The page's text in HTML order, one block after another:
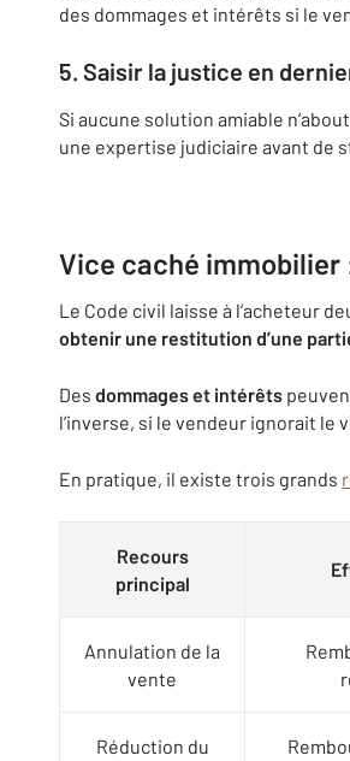
des dommages et intérêts si le
5. Saisir la justice en
Si aucune solution amiable
une expertise judiciaire avant de
Vice caché immobilier
Le Code civil laisse à l’acheteur
obtenir une restitution d’une
Des dommages et intérêts
l’inverse, si le vendeur ignorait
En pratique, il existe trois grands
Recours
principal
Annulation de la
vente
Réduction du